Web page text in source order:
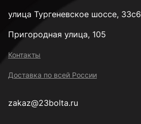
3,4 мм
улица Тургеневское шоссе, 33с6
Пригородная улица, 105
Контакты
Доставка по всей России
zakaz@23bolta.ru